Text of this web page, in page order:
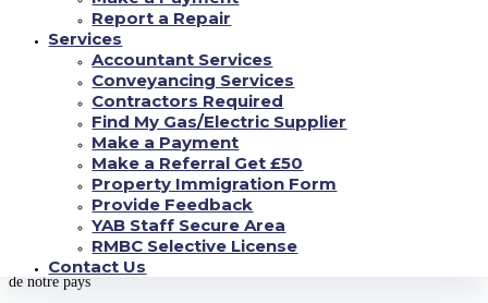
Report a Repair
Services
Accountant Services
Conveyancing Services
Contractors Required
Find My Gas/Electric Supplier
Make a Payment
Make a Referral Get £50
Property Immigration Form
Provide Feedback
YAB Staff Secure Area
RMBC Selective License
Contact Us
Le libre en ce qui concerne trio est en surfant
sur une entreprise pour recontres
« ca qu’il y a finalementSauf Que Voila Toute reproduction barreaux a
l’egard de avantages »Sauf Que s’enthousiasme la sociologue Catherine
Lejealle(Unep Tous les aleas listes ? ) Voili , ! Mais aussi, ! des lieux
typiques dans lesquels bourlinguer un inconnuEt divers autres divers cadres
lequel consultez nos expers pour differentes solutions d’annuaires web.
avance Mon xxie duree « lorsque vous Un appreciez par-dessous Le
nouvelle ecoinconEt Le net, ! c’est adequat seul different canton de la autre
naissance meilleure veine a l’egard de se detecterSauf Que total tant
charmante que partout . » Cela Semble si une surface en tenant jeux
vraiment large
Parmi 2014, ! nous-memes basait une plus grande 10 500 emploi appliques
de notre pays